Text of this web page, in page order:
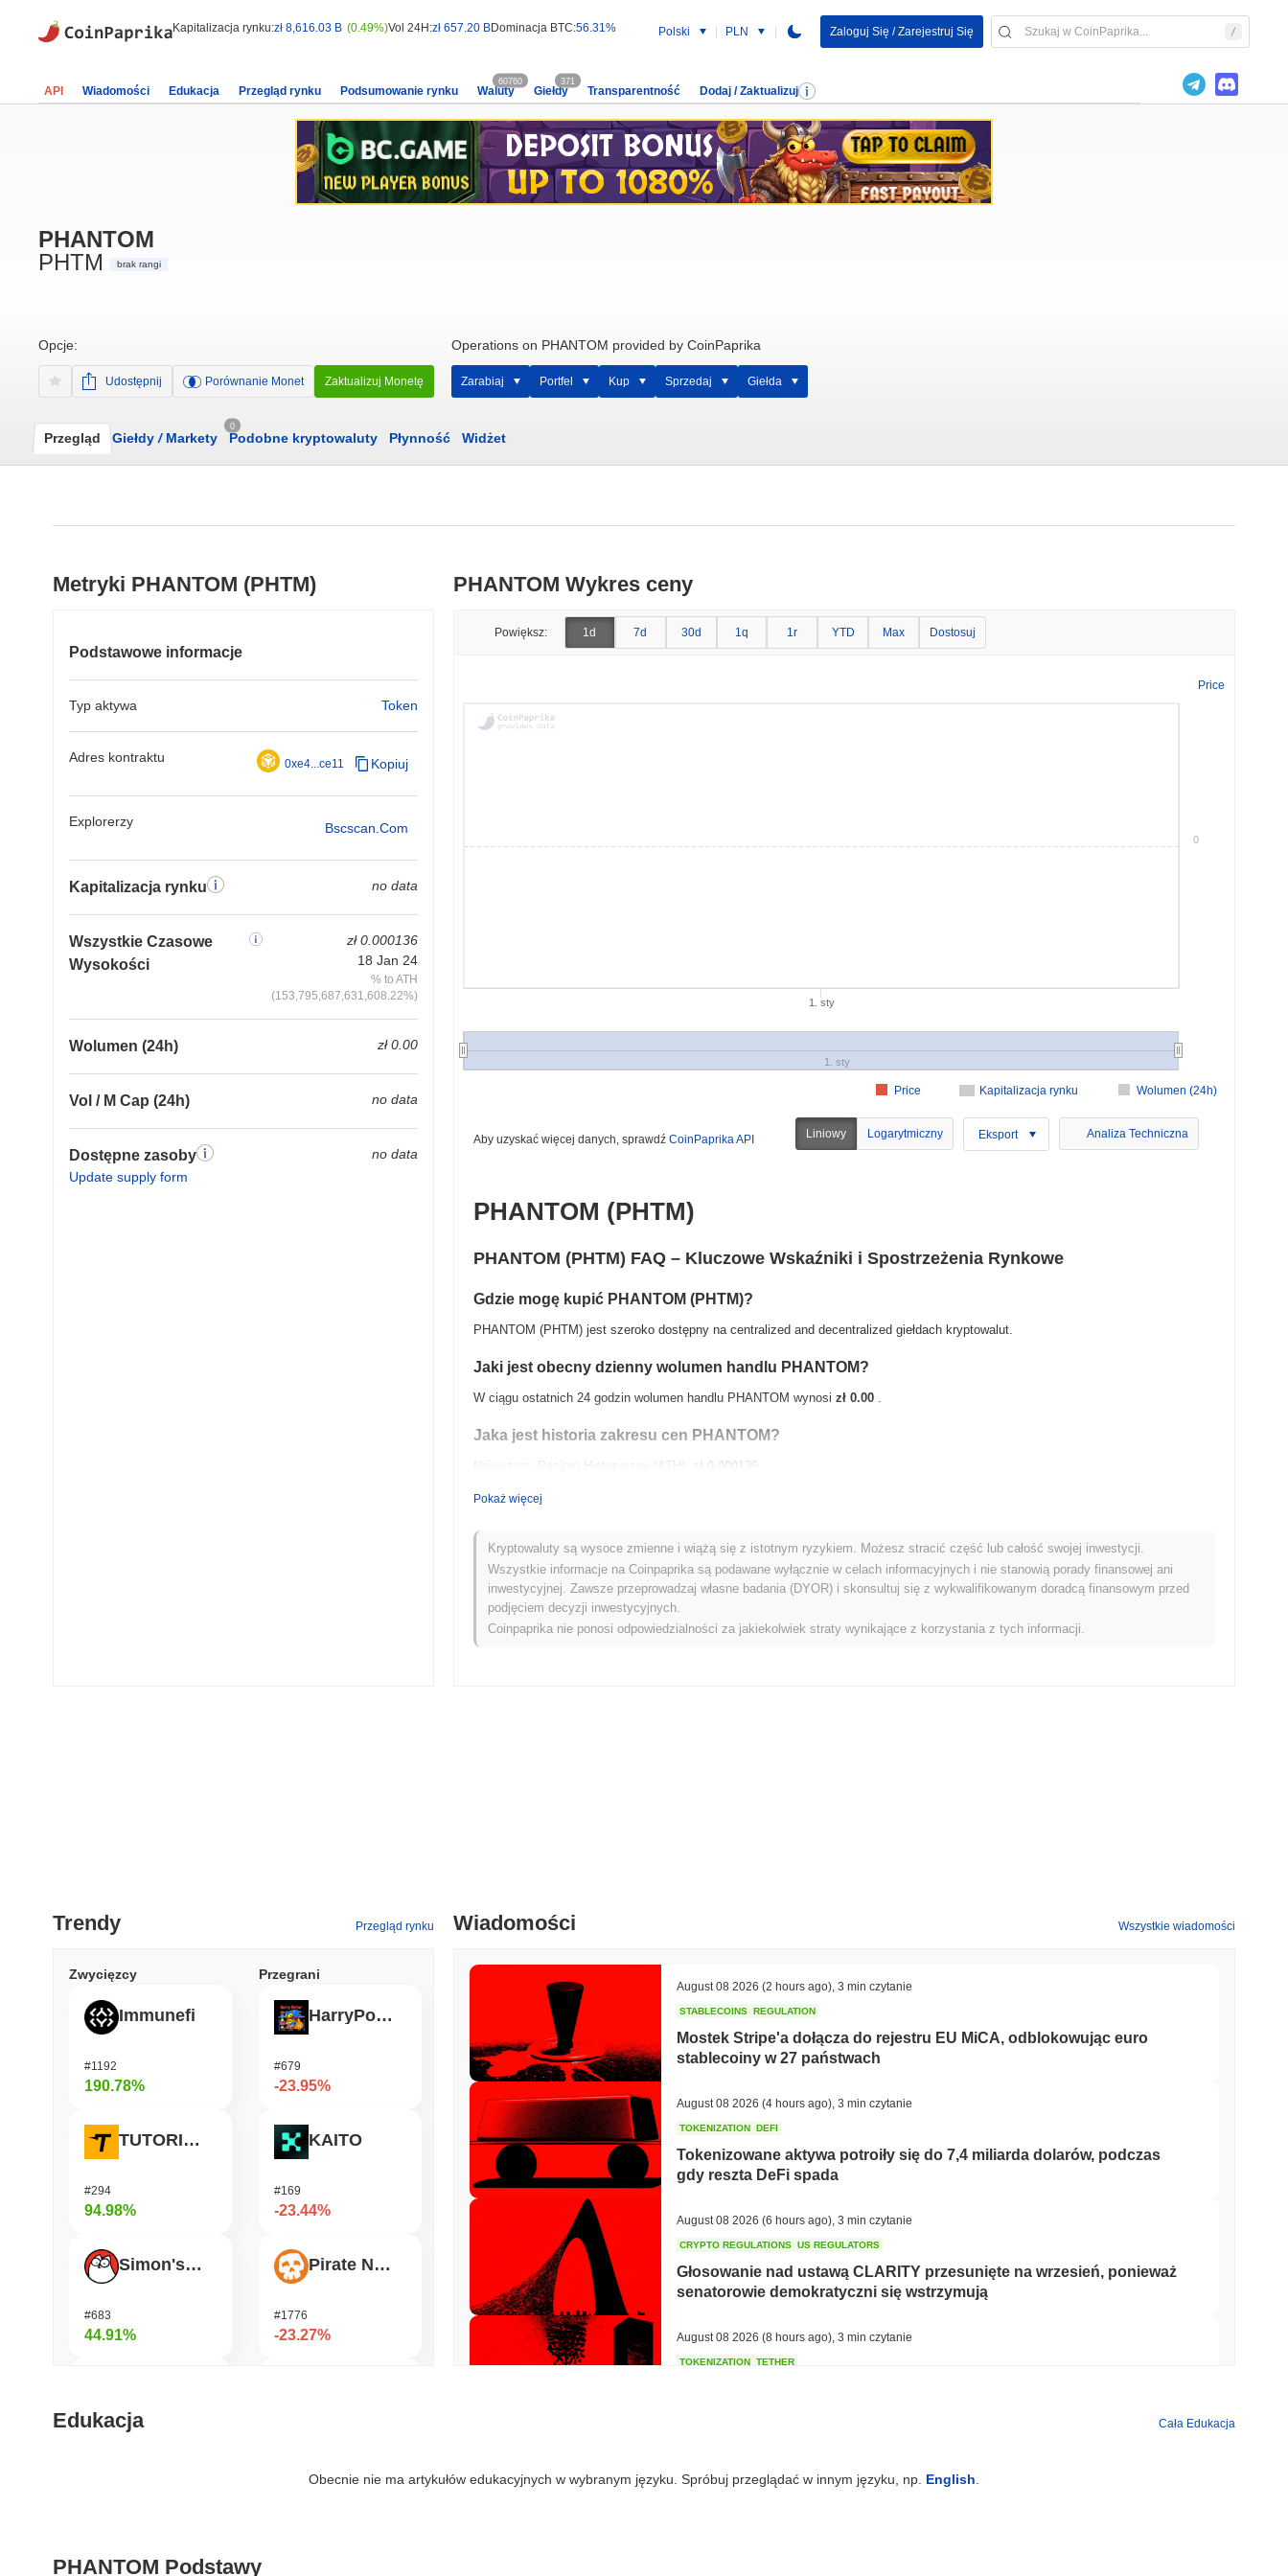
Kapitalizacja rynku:zł 8,616.03 B (0.49%)Vol 24H:zł 657.20 BDominacja BTC:56.31% Polski PLN Zaloguj Się / Zarejestruj Się
API Wiadomości Edukacja Przegląd rynku Podsumowanie rynku Waluty
60760
Giełdy
371
Transparentność Dodaj / Zaktualizuj
PHANTOM
PHTM
brak rangi
Opcje:
Udostępnij Porównanie Monet Zaktualizuj Monetę
Operations on PHANTOM provided by CoinPaprika
Zarabiaj Portfel Kup Sprzedaj Giełda
Przegląd Giełdy /Markety
0
Podobne kryptowaluty Płynność Widżet
Metryki PHANTOM (PHTM)
Podstawowe informacje
Typ aktywa Token
Adres kontraktu 0xe4...ce11 Kopiuj
Explorerzy Bscscan.com
Kapitalizacja rynku no data
Wszystkie Czasowe
Wysokości
zł 0.000136
18 Jan 24
% to ATH
(153,795,687,631,608.22%)
Wolumen (24h) zł 0.00
Vol / M Cap (24h) no data
Dostępne zasoby
Update supply form
no data
PHANTOM Wykres ceny
Powiększ: 1d 7d 30d 1q 1r YTD Max Dostosuj
Price
Kapitalizacja rynku Wolumen (24h)
Price
1. sty
1. sty
0
Aby uzyskać więcej danych, sprawdź CoinPaprika API Liniowy Logarytmiczny Eksport Analiza Techniczna
PHANTOM (PHTM)
PHANTOM (PHTM) FAQ – Kluczowe Wskaźniki i Spostrzeżenia Rynkowe
Gdzie mogę kupić PHANTOM (PHTM)?
PHANTOM (PHTM) jest szeroko dostępny na centralized and decentralized giełdach kryptowalut.
Jaki jest obecny dzienny wolumen handlu PHANTOM?
W ciągu ostatnich 24 godzin wolumen handlu PHANTOM wynosi zł 0.00 .
Jaka jest historia zakresu cen PHANTOM?
Najwyższy Poziom Historyczny (ATH):
zł 0.000136
Jak PHANTOM radzi sobie w porównaniu z szerszym rynkiem kryptowalut?
W ciągu ostatnich 7 dni PHANTOM zyskał0.00%, osiągając gorsze wyniki niż ogólny rynek kryptowalut który odnotował wzrost o
0.49%. Wskazuje to na tymczasowe opóźnienie w akcji cenowej PHTM w stosunku do szerszego impulsu rynkowego.
Pokaż więcej
Kryptowaluty są wysoce zmienne i wiążą się z istotnym ryzykiem. Możesz stracić część lub całość swojej inwestycji.
Wszystkie informacje na Coinpaprika są podawane wyłącznie w celach informacyjnych i nie stanowią porady finansowej ani
inwestycyjnej. Zawsze przeprowadzaj własne badania (DYOR) i skonsultuj się z wykwalifikowanym doradcą finansowym przed
podjęciem decyzji inwestycyjnych.
Coinpaprika nie ponosi odpowiedzialności za jakiekolwiek straty wynikające z korzystania z tych informacji.
Trendy Przegląd rynku
Zwycięzcy
Immunefi
#1192
190.78%
TUTORIAL
#294
94.98%
Simon's Cat
#683
44.91%
#1316
Przegrani
HarryPotterObamaSonic10Inu (ETH)
#679
-23.95%
KAITO
#169
-23.44%
Pirate Nation Token
#1776
-23.27%
Wiadomości Wszystkie wiadomości
August 08 2026 (2 hours ago) 3 min czytanie
STABLECOINS REGULATION
Mostek Stripe'a dołącza do rejestru EU MiCA, odblokowując euro
stablecoiny w 27 państwach
August 08 2026 (4 hours ago) 3 min czytanie
TOKENIZATION DEFI
Tokenizowane aktywa potroiły się do 7,4 miliarda dolarów, podczas
gdy reszta DeFi spada
August 08 2026 (6 hours ago) 3 min czytanie
CRYPTO REGULATIONS US REGULATORS
Głosowanie nad ustawą CLARITY przesunięte na wrzesień, ponieważ
senatorowie demokratyczni się wstrzymują
August 08 2026 (8 hours ago) 3 min czytanie
TOKENIZATION TETHER
COINBASE TRADING
Edukacja Cała Edukacja
Obecnie nie ma artykułów edukacyjnych w wybranym języku. Spróbuj przeglądać w innym języku, np. English
PHANTOM Podstawy